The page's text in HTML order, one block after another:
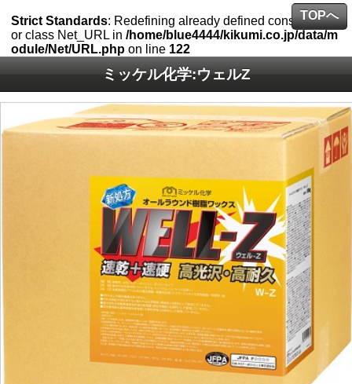
Strict Standards: Redefining already defined constructor f
or class Net_URL in/home/blue4444/kikumi.co.jp/data/m
odule/Net/URL.php on line 122
ミッケル化学:ウェルZ
TOPへ